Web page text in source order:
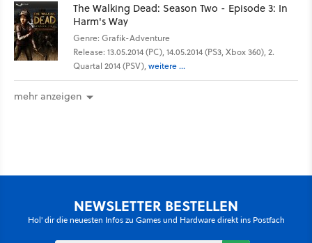
The Walking Dead: Season Two - Episode 3: In
Harm's Way
Genre: Grafik-Adventure
Release: 13.05.2014 (PC), 14.05.2014 (PS3, Xbox 360), 2.
Quartal 2014 (PSV), weitere ...
mehr anzeigen
NEWSLETTER BESTELLEN
Hol' dir die neuesten Infos zu Games und Hardware direkt ins Postfach